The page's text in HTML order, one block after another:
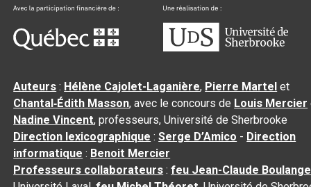
Auteurs : Hélène Cajolet-Laganière, Pierre Martel et
Chantal‑Édith Masson, avec le concours de Louis Mercier
Nadine Vincent, professeurs, Université de Sherbrooke
Direction lexicographique :Serge D’Amico - Direction
informatique : Benoit Mercier
Professeurs collaborateurs :feu Jean-Claude